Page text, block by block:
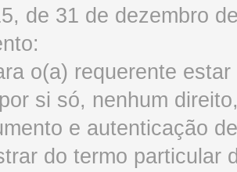
de 31 de dezembro
o(a) requerente
si só, nenhum
e autenticação
do termo particular